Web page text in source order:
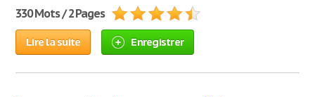
330 Mots / 2 Pages
Lire la suite Enregistrer